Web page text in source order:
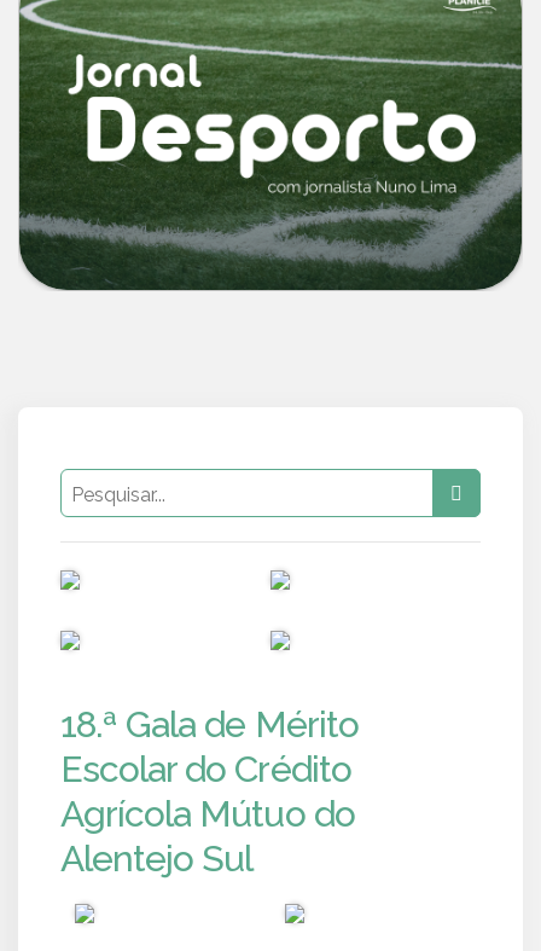
18.ª Gala de Mérito
Escolar do Crédito
Agrícola Mútuo do
Alentejo Sul